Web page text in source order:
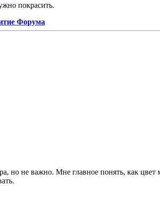
покрасить.
Форума
но не важно. Мне главное понять, как цвет